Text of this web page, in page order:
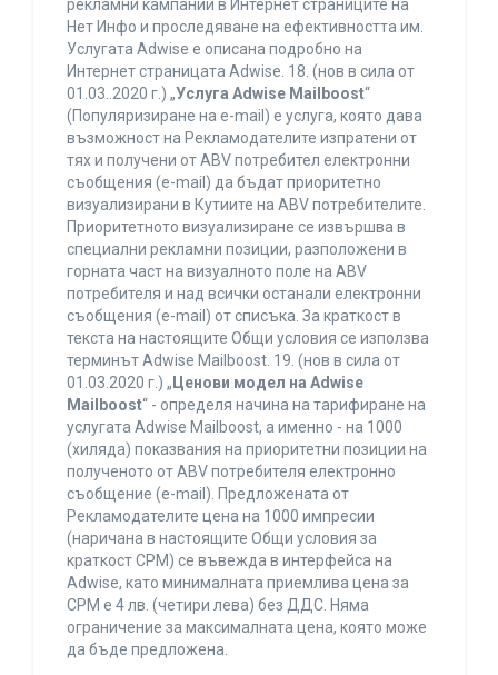
рекламни кампании в Интернет страниците на
Нет Инфо и проследяване на ефективността им.
Услугата Adwise е описана подробно на
Интернет страницата Adwise. 18. (нов в сила от
01.03..2020 г.) „Услуга Adwise Mailboost“
(Популяризиране на e-mail) е услуга, която дава
възможност на Рекламодателите изпратени от
тях и получени от ABV потребител електронни
съобщения (e-mail) да бъдат приоритетно
визуализирани в Кутиите на ABV потребителите.
Приоритетното визуализиране се извършва в
специални рекламни позиции, разположени в
горната част на визуалното поле на ABV
потребителя и над всички останали електронни
съобщения (e-mail) от списъка. За краткост в
текста на настоящите Общи условия се използва
терминът Adwise Mailboost. 19. (нов в сила от
01.03.2020 г.) „ Ценови модел на Adwise
Mailboost“ - определя начина на тарифиране на
услугата Adwise Mailboost, а именно - на 1000
(хиляда) показвания на приоритетни позиции на
полученото от ABV потребителя електронно
съобщение (e-mail). Предложената от
Рекламодателите цена на 1000 импресии
(наричана в настоящите Общи условия за
краткост CPM) се въвежда в интерфейса на
Adwise, като минималната приемлива цена за
CPM е 4 лв. (четири лева) без ДДС. Няма
ограничение за максималната цена, която може
да бъде предложена.